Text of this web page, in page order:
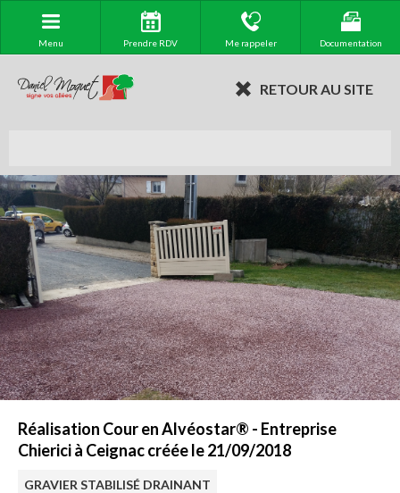
Menu Prendre RDV Me rappeler Documentation
RETOUR AU SITE
Réalisation Cour en Alvéostar® - Entreprise
Chierici à Ceignac créée le 21/09/2018
GRAVIER STABILISÉ DRAINANT